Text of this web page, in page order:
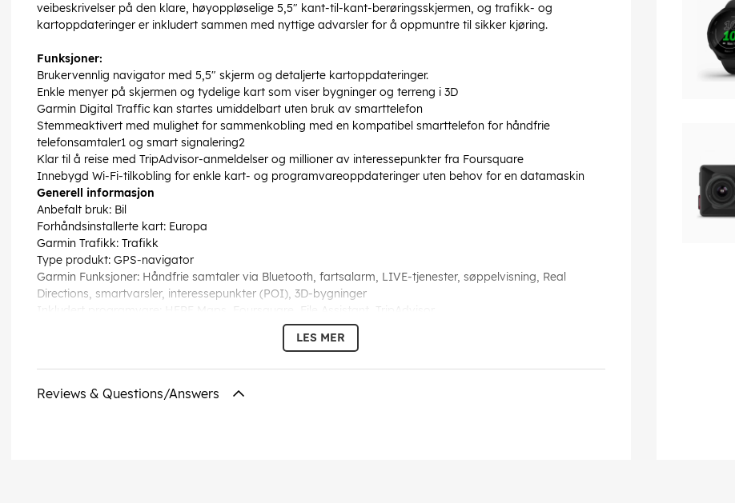
veibeskrivelser på den klare, høyoppløselige 5,5" kant-til-kant-berøringsskjermen, og trafikk- og
kartoppdateringer er inkludert sammen med nyttige advarsler for å oppmuntre til sikker kjøring.
Funksjoner:
Brukervennlig navigator med 5,5" skjerm og detaljerte kartoppdateringer.
Enkle menyer på skjermen og tydelige kart som viser bygninger og terreng i 3D
Garmin Digital Traffic kan startes umiddelbart uten bruk av smarttelefon
Stemmeaktivert med mulighet for sammenkobling med en kompatibel smarttelefon for håndfrie
telefonsamtaler1 og smart signalering2
Klar til å reise med TripAdvisor-anmeldelser og millioner av interessepunkter fra Foursquare
Innebygd Wi-Fi-tilkobling for enkle kart- og programvareoppdateringer uten behov for en datamaskin
Generell informasjon
Anbefalt bruk: Bil
Forhåndsinstallerte kart: Europa
Garmin Trafikk: Trafikk
Type produkt: GPS-navigator
Garmin Funksjoner: Håndfrie samtaler via Bluetooth, fartsalarm, LIVE-tjenester, søppelvisning, Real
Directions, smartvarsler, interessepunkter (POI), 3D-bygninger
Inkludert programvare: HERE Maps, Foursquare, File Assistant, TripAdvisor
Grensesnitt: USB, Bluetooth, Wi-Fi
LES MER
Reviews & Questions/Answers